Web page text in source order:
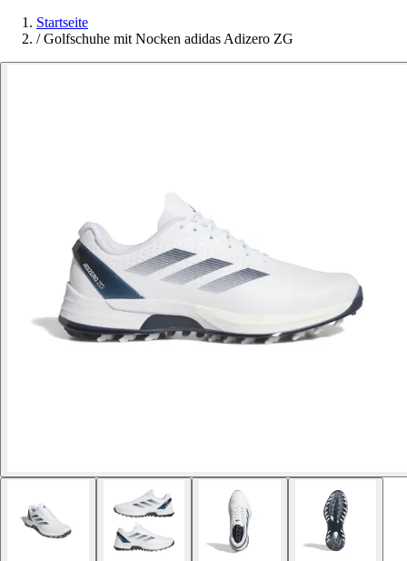
Startseite
/ Golfschuhe mit Nocken adidas Adizero ZG